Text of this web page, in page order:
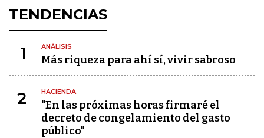
TENDENCIAS
1 ANÁLISIS
Más riqueza para ahí sí, vivir sabroso
2 HACIENDA
"En las próximas horas firmaré el
decreto de congelamiento del gasto
público"